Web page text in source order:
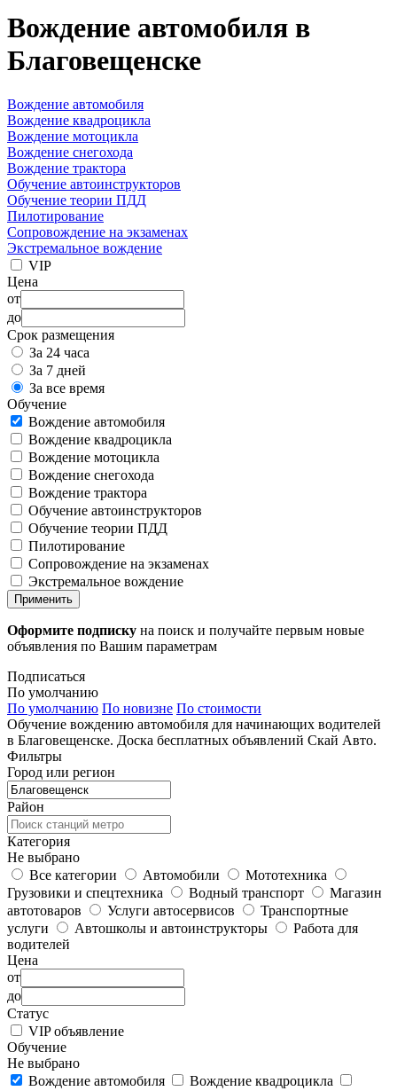
Вождение автомобиля в
Благовещенске
Вождение автомобиля
Вождение квадроцикла
Вождение мотоцикла
Вождение снегохода
Вождение трактора
Обучение автоинструкторов
Обучение теории ПДД
Пилотирование
Сопровождение на экзаменах
Экстремальное вождение
VIP
Цена
от
до
Срок размещения
За 24 часа
За 7 дней
За все время
Обучение
Вождение автомобиля
Вождение квадроцикла
Вождение мотоцикла
Вождение снегохода
Вождение трактора
Обучение автоинструкторов
Обучение теории ПДД
Пилотирование
Сопровождение на экзаменах
Экстремальное вождение
Применить
Оформите подписку на поиск и получайте первым новые
объявления по Вашим параметрам
Подписаться
По умолчанию
По умолчанию По новизне По стоимости
Обучение вождению автомобиля для начинающих водителей
в Благовещенске. Доска бесплатных объявлений Скай Авто.
Фильтры
Город или регион
Район
Категория
Не выбрано
Все категории
Автомобили
Мототехника
Грузовики и спецтехника
Водный транспорт
Магазин
автотоваров
Услуги автосервисов
Транспортные
услуги
Автошколы и автоинструкторы
Работа для
водителей
Цена
от
до
Статус
VIP объявление
Обучение
Не выбрано
Вождение автомобиля
Вождение квадроцикла